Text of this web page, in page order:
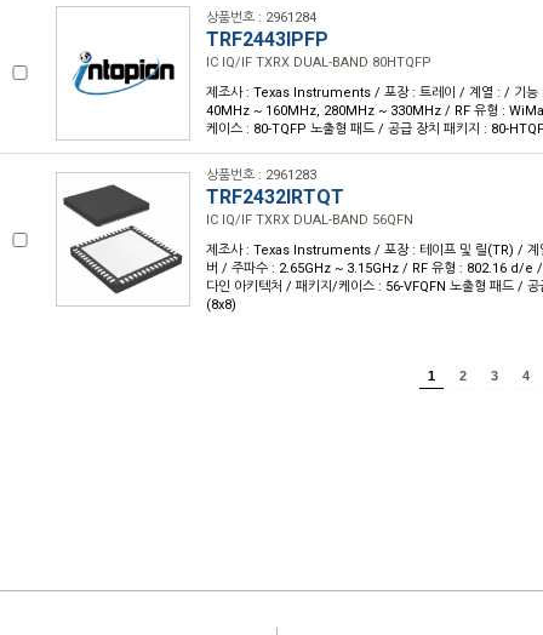
상품번호 : 2961284
TRF2443IPFP
IC IQ/IF TXRX DUAL-BAND 80HTQFP
제조사 : Texas Instruments / 포장 : 트레이 / 계열 : / 기능
40MHz ~ 160MHz, 280MHz ~ 330MHz / RF 유형 :
케이스 : 80-TQFP 노출형 패드 / 공급 장치 패키지 : 80-
상품번호 : 2961283
TRF2432IRTQT
IC IQ/IF TXRX DUAL-BAND 56QFN
제조사 : Texas Instruments / 포장 : 테이프 및 릴(TR) / 계
버 / 주파수 : 2.65GHz ~ 3.15GHz / RF 유형 : 802.16 d/e /
다인 아키텍처 / 패키지/케이스 : 56-VFQFN 노출형 패드 /
(8x8)
1 2 3 4